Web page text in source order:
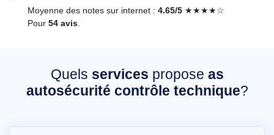
Moyenne des notes sur internet : 4.65/5 ★★★★☆
Pour 54 avis.
Quels services propose as
autosécurité contrôle technique?